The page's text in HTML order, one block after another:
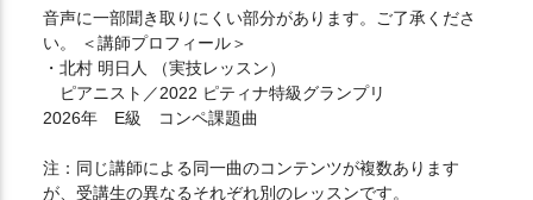
音声に一部聞き取りにくい部分があります。ご了承くださ
い。 ＜講師プロフィール＞
・北村 明日人 （実技レッスン）
ピアニスト／2022 ピティナ特級グランプリ
2026年 E級 コンペ課題曲
注：同じ講師による同一曲のコンテンツが複数あります
が、受講生の異なるそれぞれ別のレッスンです。